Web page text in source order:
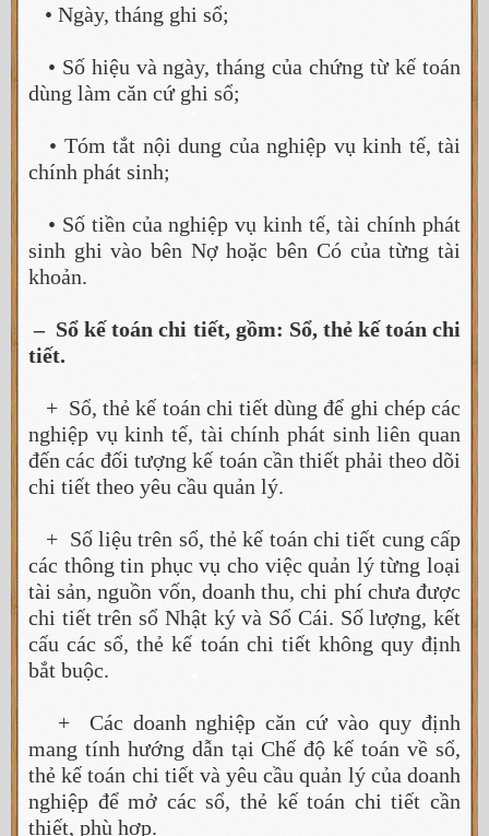
• Ngày, tháng ghi sổ;
• Số hiệu và ngày, tháng của chứng từ kế toán
dùng làm căn cứ ghi sổ;
• Tóm tắt nội dung của nghiệp vụ kinh tế, tài
chính phát sinh;
• Số tiền của nghiệp vụ kinh tế, tài chính phát
sinh ghi vào bên Nợ hoặc bên Có của từng tài
khoản.
– Sổ kế toán chi tiết, gồm: Sổ, thẻ kế toán chi
tiết.
+ Sổ, thẻ kế toán chi tiết dùng để ghi chép các
nghiệp vụ kinh tế, tài chính phát sinh liên quan
đến các đối tượng kế toán cần thiết phải theo dõi
chi tiết theo yêu cầu quản lý.
+ Số liệu trên sổ, thẻ kế toán chi tiết cung cấp
các thông tin phục vụ cho việc quản lý từng loại
tài sản, nguồn vốn, doanh thu, chi phí chưa được
chi tiết trên sổ Nhật ký và Sổ Cái. Số lượng, kết
cấu các sổ, thẻ kế toán chi tiết không quy định
bắt buộc.
+ Các doanh nghiệp căn cứ vào quy định
mang tính hướng dẫn tại Chế độ kế toán về sổ,
thẻ kế toán chi tiết và yêu cầu quản lý của doanh
nghiệp để mở các sổ, thẻ kế toán chi tiết cần
thiết, phù hợp.